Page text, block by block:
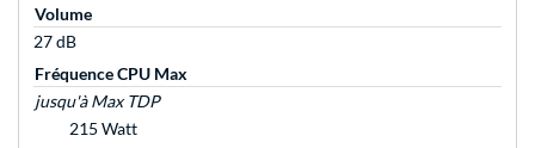
Volume
27 dB
Fréquence CPU Max
jusqu'à Max TDP
215 Watt